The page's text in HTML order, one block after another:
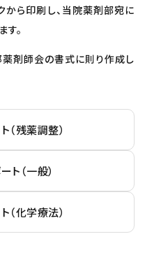
から印刷し、当院薬剤部宛に
。
剤師会の書式に則り作成し
（残薬調整）
ト（一般）
（化学療法）